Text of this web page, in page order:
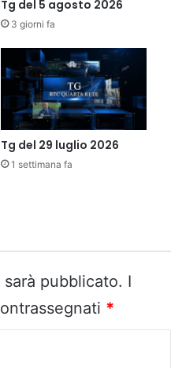
Tg del 5 agosto 2026
3 giorni fa
Tg del 29 luglio 2026
1 settimana fa
pubblicato. I
*